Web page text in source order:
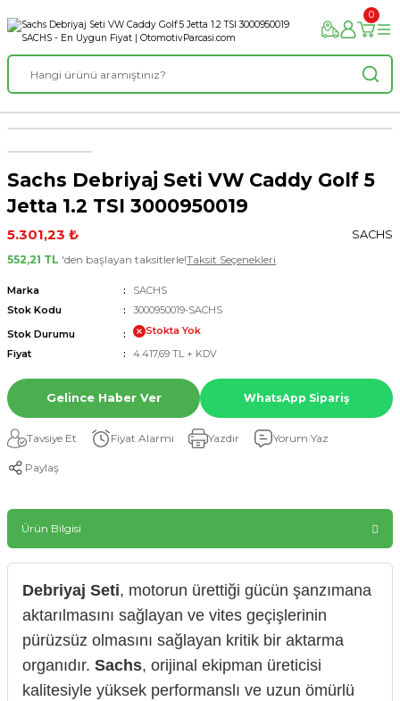
0
Sachs Debriyaj Seti VW Caddy Golf 5
Jetta 1.2 TSI 3000950019
5.301,23 ₺
SACHS
552,21 TL 'den başlayan taksitlerle!Taksit Seçenekleri
Marka
SACHS
Stok Kodu
3000950019-SACHS
Stok Durumu
Stokta Yok
Fiyat
4.417,69 TL + KDV
Gelince Haber Ver WhatsApp Sipariş
Tavsiye Et Fiyat Alarmı Yazdır Yorum Yaz
Paylaş
Ürün Bilgisi
Debriyaj Seti, motorun ürettiği gücün şanzımana
aktarılmasını sağlayan ve vites geçişlerinin
pürüzsüz olmasını sağlayan kritik bir aktarma
organıdır. Sachs, orijinal ekipman üreticisi
kalitesiyle yüksek performanslı ve uzun ömürlü